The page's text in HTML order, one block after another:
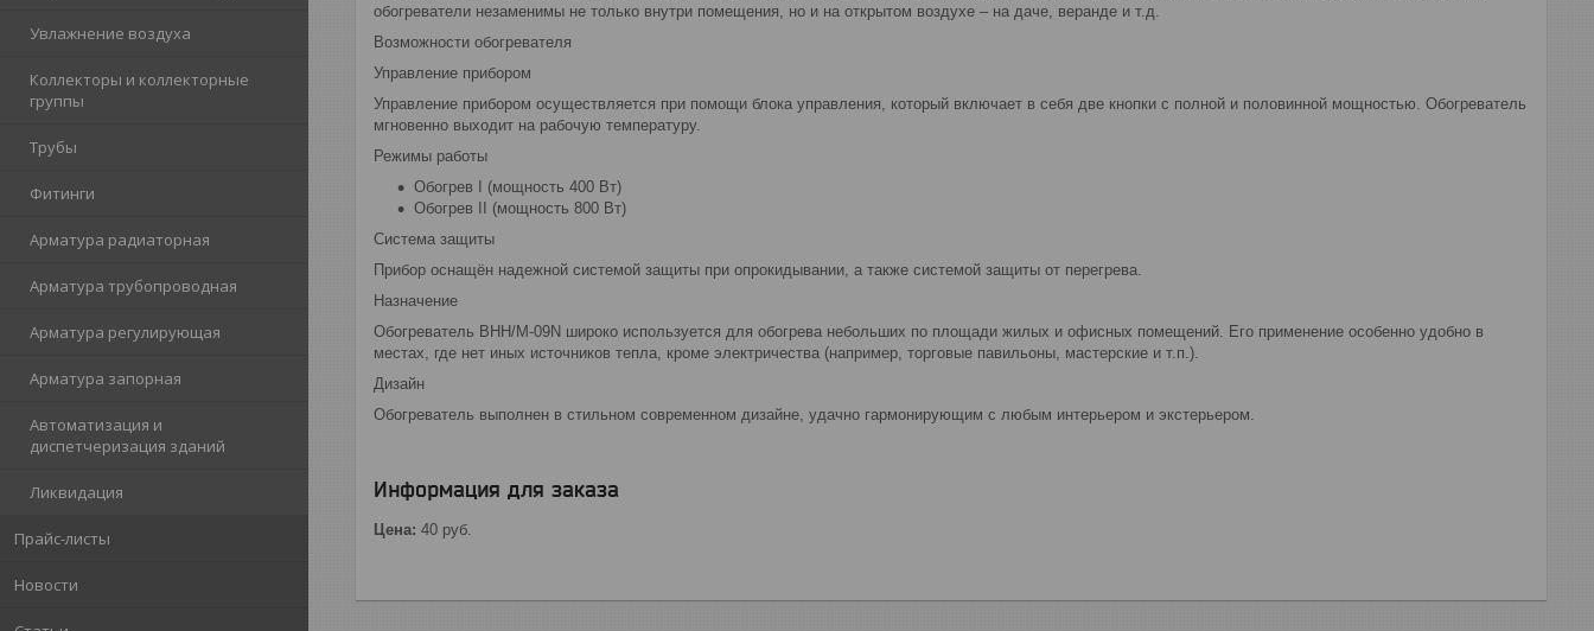
Увлажнение воздуха
Коллекторы и коллекторные
группы
Трубы
Фитинги
Арматура радиаторная
Арматура трубопроводная
Арматура регулирующая
Арматура запорная
Автоматизация и
диспетчеризация зданий
Ликвидация
Прайс-листы
Новости
обогреватели незаменимы не только внутри помещения, но и на открытом воздухе – на даче, веранде и т.д.
Возможности обогревателя
Управление прибором
Управление прибором осуществляется при помощи блока управления, который включает в себя две кнопки с полной и половинной мощностью. Обогреватель
мгновенно выходит на рабочую температуру.
Режимы работы
Обогрев I (мощность 400 Вт)
Обогрев II (мощность 800 Вт)
Система защиты
Прибор оснащён надежной системой защиты при опрокидывании, а также системой защиты от перегрева.
Назначение
Обогреватель BHH/M-09N широко используется для обогрева небольших по площади жилых и офисных помещений. Его применение особенно удобно в
местах, где нет иных источников тепла, кроме электричества (например, торговые павильоны, мастерские и т.п.).
Дизайн
Обогреватель выполнен в стильном современном дизайне, удачно гармонирующим с любым интерьером и экстерьером.
Информация для заказа
Цена: 40 руб.